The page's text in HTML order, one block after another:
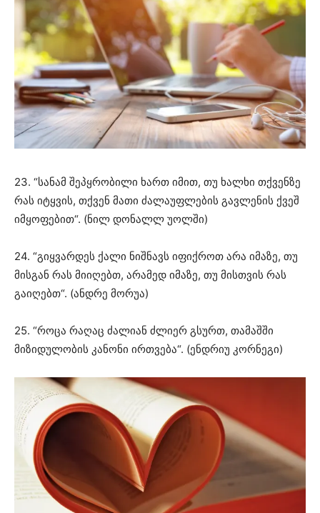
23. “სანამ შეპყრობილი ხართ იმით, თუ ხალხი თქვენზე
რას იტყვის, თქვენ მათი ძალაუფლების გავლენის ქვეშ
იმყოფებით“. (ნილ დონალლ უოლში)
24. “გიყვარდეს ქალი ნიშნავს იფიქროთ არა იმაზე, თუ
მისგან რას მიიღებთ, არამედ იმაზე, თუ მისთვის რას
გაიღებთ“. (ანდრე მორუა)
25. “როცა რაღაც ძალიან ძლიერ გსურთ, თამაშში
მიზიდულობის კანონი ირთვება“. (ენდრიუ კორნეგი)